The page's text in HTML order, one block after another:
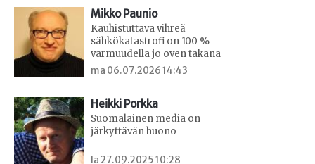
Mikko Paunio
Kauhistuttava vihreä
sähkökatastrofi on 100 %
varmuudella jo oven takana
ma 06.07.2026 14:43
Heikki Porkka
Suomalainen media on
järkyttävän huono
la 27.09.2025 10:28